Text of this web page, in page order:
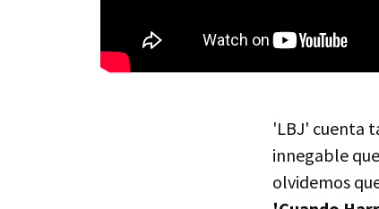
'LBJ' cuenta
innegable
olvidemos